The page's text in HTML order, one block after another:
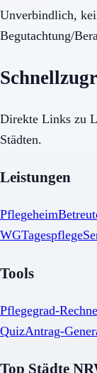
Unverbindlich,
Begutachtung/
Direkte Links zu
Städten.
Leistungen
Pflegeheim
WGTagespflege
Tools
Pflegegrad-
QuizAntrag-
Top Städte